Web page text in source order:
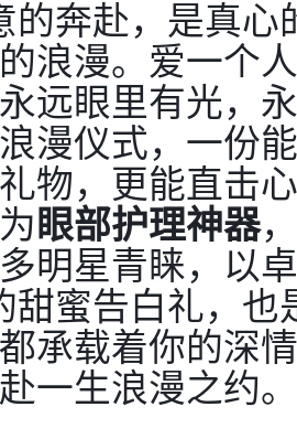
的奔赴，是真
浪漫。爱一个
远眼里有光，
漫仪式，一份
物，更能直击
眼部护理神器
明星青睐，以
甜蜜告白礼，
承载着你的深
一生浪漫之约。